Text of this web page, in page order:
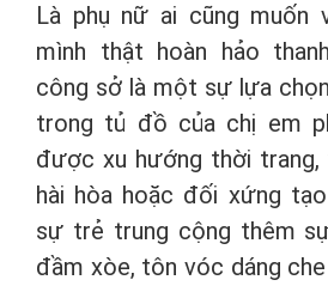
Là phụ nữ ai cũng muốn
mình thật hoàn hảo
công sở là một sự lựa
trong tủ đồ của chị em
được xu hướng thời trang,
hài hòa hoặc đối xứng
sự trẻ trung cộng thêm
đầm xòe, tôn vóc dáng